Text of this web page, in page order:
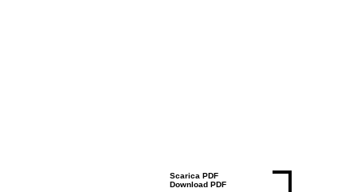
Scarica PDF
Download PDF